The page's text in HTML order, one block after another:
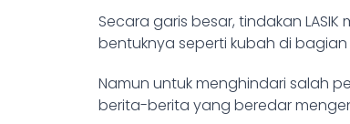
Secara garis besar, tindakan
bentuknya seperti kubah di bagian
Namun untuk menghindari salah
berita-berita yang beredar